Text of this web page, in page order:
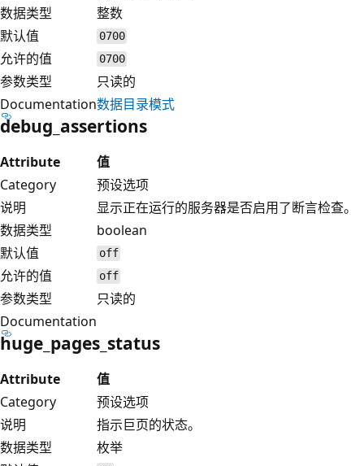
数据类型
整数
默认值
0700
允许的值 0700
参数类型
只读的
Documentation数据目录模式
debug_assertions
Attribute
值
Category
预设选项
说明
显示正在运行的服务器是否启用了断言检查。
数据类型
boolean
默认值
off
允许的值 off
参数类型
只读的
Documentation
huge_pages_status
Attribute
值
Category
预设选项
说明
指示巨页的状态。
数据类型
枚举